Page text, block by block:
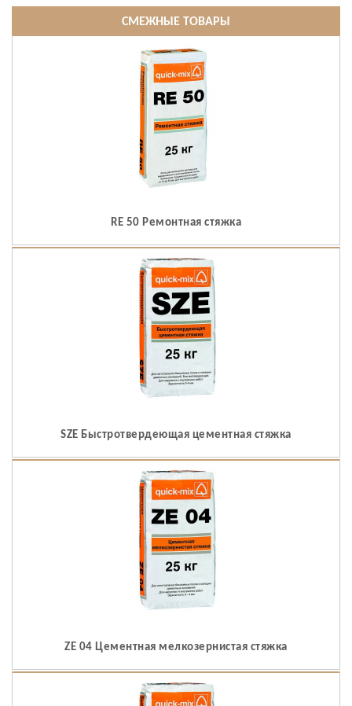
СМЕЖНЫЕ ТОВАРЫ
RE 50 Ремонтная стяжка
SZE Быстротвердеющая цементная стяжка
ZE 04 Цементная мелкозернистая стяжка